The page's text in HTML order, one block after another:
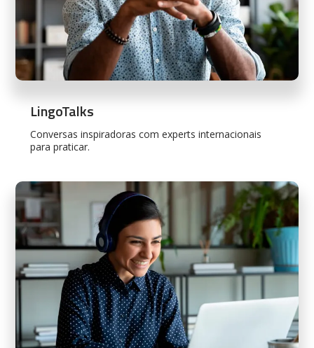
LingoTalks
Conversas inspiradoras com experts internacionais
para praticar.